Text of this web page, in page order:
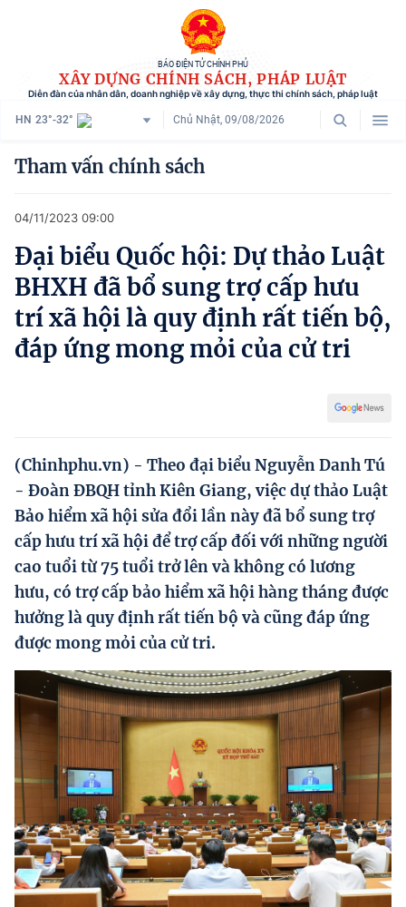
BÁO ĐIỆN TỬ CHÍNH PHỦ
XÂY DỰNG CHÍNH SÁCH, PHÁP LUẬT
Diễn đàn của nhân dân, doanh nghiệp về xây dựng, thực thi chính sách, pháp luật
HN 23°-32° Chủ Nhật, 09/08/2026
Danh mục
Tham vấn chính sách
Người dân góp ý
Doanh nghiệp hiến kế
Phát triển kinh tế tư nhân và doanh nghiệp dân tộc
Ocop và chuỗi giá trị Nông sản
Kinh tế tư nhân
Doanh nghiệp dân tộc
Khác
Video
Photo
Tham vấn chính sách
04/11/2023 09:00
Đại biểu Quốc hội: Dự thảo Luật
BHXH đã bổ sung trợ cấp hưu
trí xã hội là quy định rất tiến bộ,
đáp ứng mong mỏi của cử tri
(Chinhphu.vn) - Theo đại biểu Nguyễn Danh Tú
- Đoàn ĐBQH tỉnh Kiên Giang, việc dự thảo Luật
Bảo hiểm xã hội sửa đổi lần này đã bổ sung trợ
cấp hưu trí xã hội để trợ cấp đối với những người
cao tuổi từ 75 tuổi trở lên và không có lương
hưu, có trợ cấp bảo hiểm xã hội hàng tháng được
hưởng là quy định rất tiến bộ và cũng đáp ứng
được mong mỏi của cử tri.